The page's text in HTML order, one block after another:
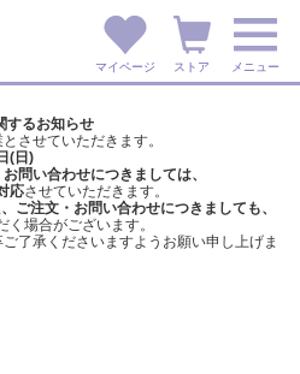
マイページ ストア メニュー
するお知らせ
させていただきます。
(日)
問い合わせにつきましては、
応させていただきます。
ご注文・ お問い合わせにつきましても、
く場合がございます。
ご了承くださいますようお願い申し上げま